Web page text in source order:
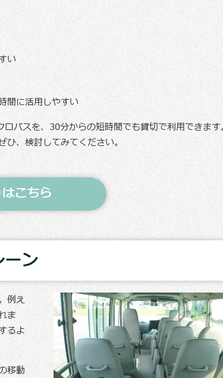
い
間に活用しやすい
バスを、30分からの短時間でも貸切で利用できます
、検討してみてください。
こちら
ン
例え
ま
るよ
移動